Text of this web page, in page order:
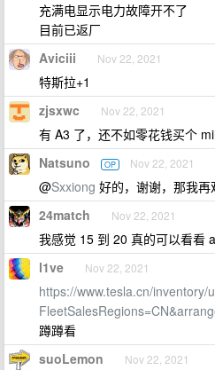
充满电显示电力故障开不了
目前已返厂
Aviciii Nov 22, 2021
特斯拉+1
zjsxwc Nov 22, 2021
有 A3 了，还不如零花钱买个
Natsuno OP Nov 22, 2021
@Sxxiong 好的，谢谢，那我再
24match Nov 22, 2021
我感觉 15 到 20 真的可以看看
l1ve Nov 22, 2021
https://www.tesla.cn/inventory/
蹲蹲看
suoLemon Nov 22, 2021